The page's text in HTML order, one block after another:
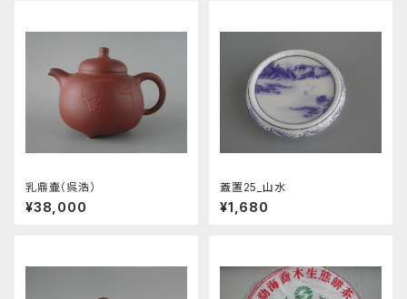
乳鼎壷（呉浩）
¥38,000
蓋置25_山水
¥1,680